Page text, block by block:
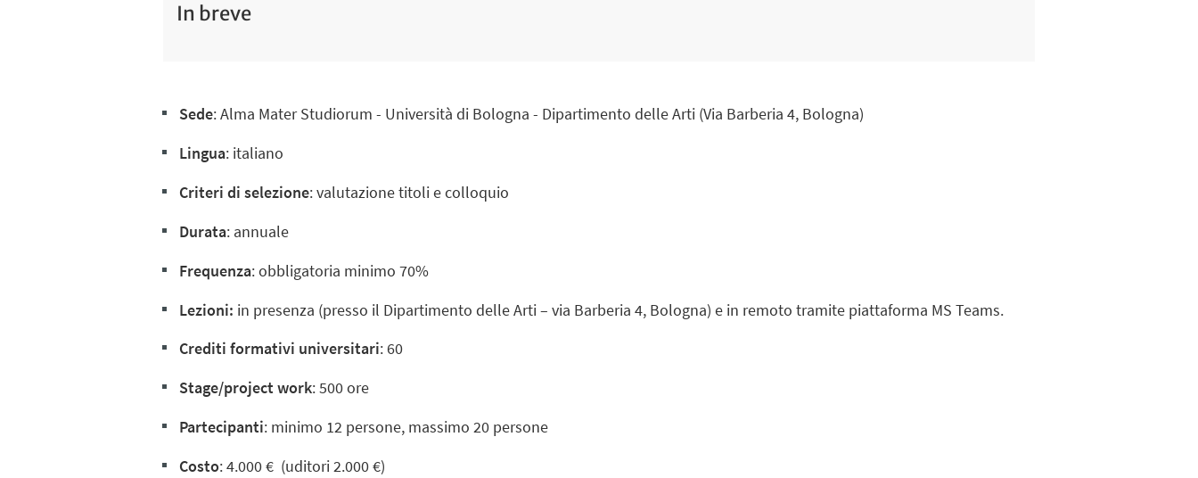
In breve
Sede: Alma Mater Studiorum - Università di Bologna - Dipartimento delle Arti (Via Barberia 4, Bologna)
Lingua: italiano
Criteri di selezione: valutazione titoli e colloquio
Durata: annuale
Frequenza: obbligatoria minimo 70%
Lezioni: in presenza (presso il Dipartimento delle Arti – via Barberia 4, Bologna) e in remoto tramite piattaforma MS Teams.
Crediti formativi universitari: 60
Stage/project work: 500 ore
Partecipanti: minimo 12 persone, massimo 20 persone
Costo: 4.000 € (uditori 2.000 €)